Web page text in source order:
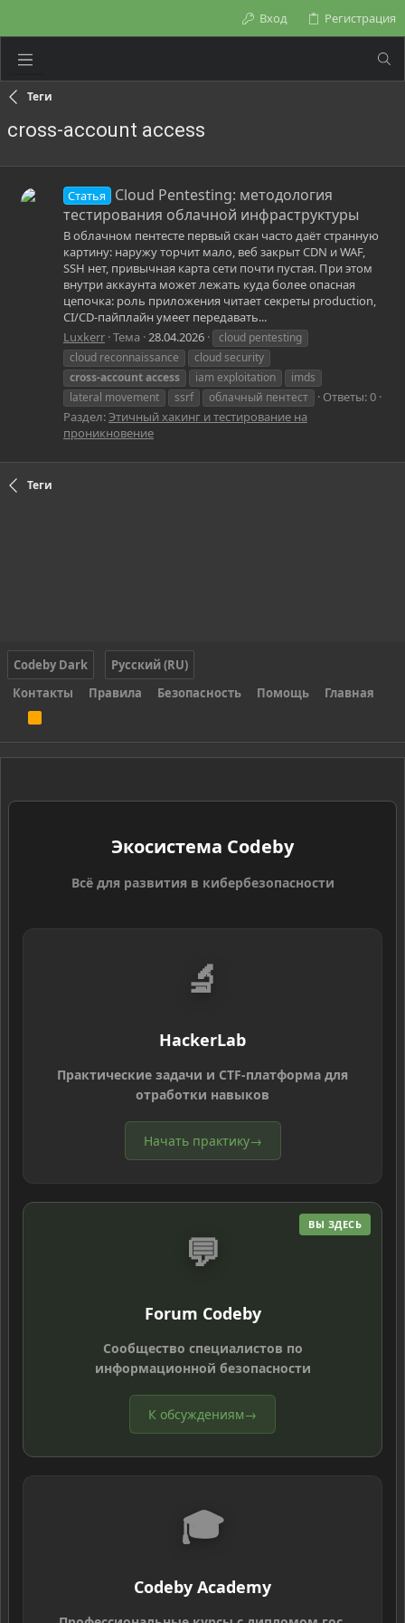
Вход Регистрация
Теги
cross-account access
Статья
Cloud Pentesting: методология
тестирования облачной инфраструктуры
В облачном пентесте первый скан часто даёт странную
картину: наружу торчит мало, веб закрыт CDN и WAF,
SSH нет, привычная карта сети почти пустая. При этом
внутри аккаунта может лежать куда более опасная
цепочка: роль приложения читает секреты production,
CI/CD-пайплайн умеет передавать...
Luxkerr Тема 28.04.2026
cloud pentesting
cloud reconnaissance
cloud security
cross-accountaccess iam exploitation
imds
lateral movement
ssrf облачный пентест
Ответы: 0
Раздел:Этичный хакинг и тестирование на
проникновение
Теги
Codeby Dark
Русский (RU)
Контакты
Правила Безопасность Помощь Главная
S
Экосистема Codeby
Всё для развития в кибербезопасности
🔬
HackerLab
Практические задачи и CTF-платформа для
отработки навыков
Начать практику→
ВЫ ЗДЕСЬ
💬
Forum Codeby
Сообщество специалистов по
информационной безопасности
К обсуждениям→
🎓
Codeby Academy